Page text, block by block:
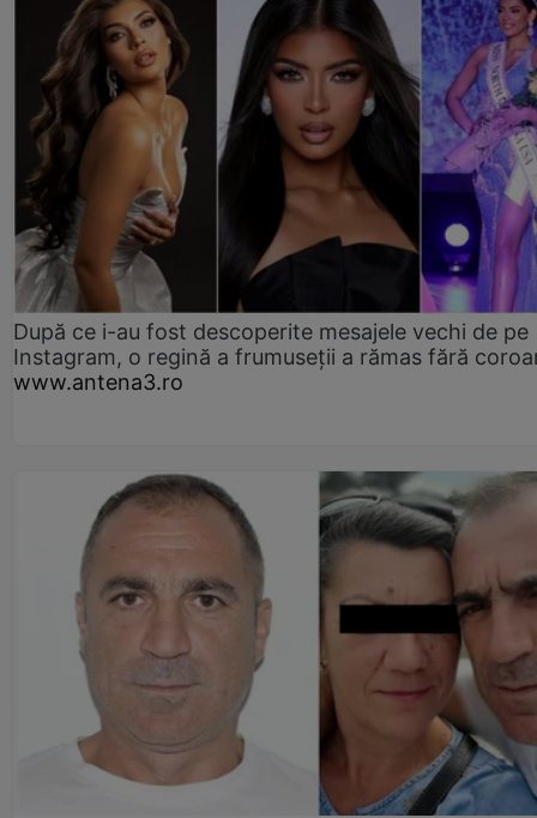
După ce i-au fost descoperite mesajele vechi de pe
Instagram, o regină a frumuseții a rămas fără
www.antena3.ro